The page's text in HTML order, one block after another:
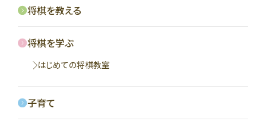
将棋を教える
将棋を学ぶ
はじめての将棋教室
子育て